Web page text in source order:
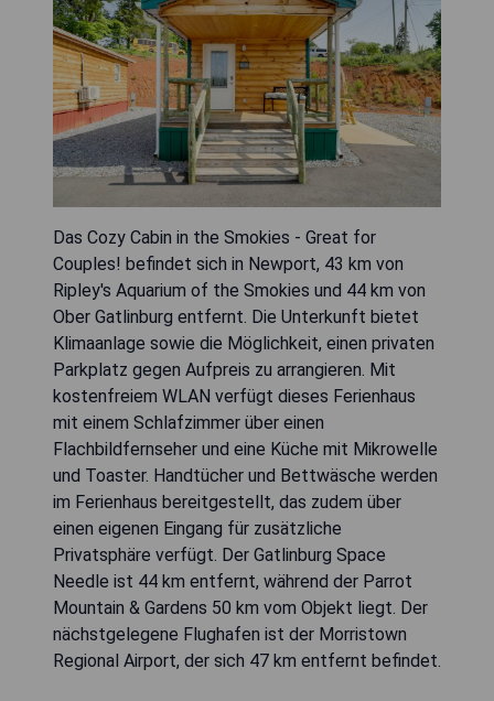
Das Cozy Cabin in the Smokies - Great for
Couples! befindet sich in Newport, 43 km von
Ripley's Aquarium of the Smokies und 44 km von
Ober Gatlinburg entfernt. Die Unterkunft bietet
Klimaanlage sowie die Möglichkeit, einen privaten
Parkplatz gegen Aufpreis zu arrangieren. Mit
kostenfreiem WLAN verfügt dieses Ferienhaus
mit einem Schlafzimmer über einen
Flachbildfernseher und eine Küche mit Mikrowelle
und Toaster. Handtücher und Bettwäsche werden
im Ferienhaus bereitgestellt, das zudem über
einen eigenen Eingang für zusätzliche
Privatsphäre verfügt. Der Gatlinburg Space
Needle ist 44 km entfernt, während der Parrot
Mountain & Gardens 50 km vom Objekt liegt. Der
nächstgelegene Flughafen ist der Morristown
Regional Airport, der sich 47 km entfernt befindet.